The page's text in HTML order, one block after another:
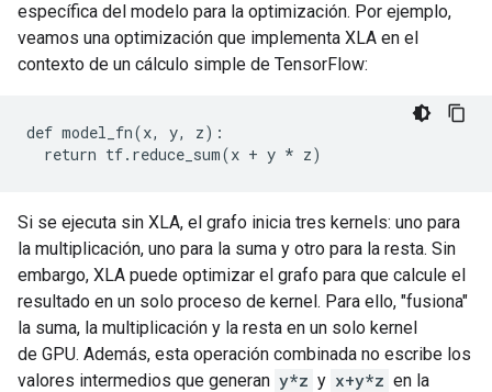
específica del modelo para la optimización. Por ejemplo,
veamos una optimización que implementa XLA en el
contexto de un cálculo simple de TensorFlow:
def model_fn(x, y, z):
Si se ejecuta sin XLA, el grafo inicia tres kernels: uno para
la multiplicación, uno para la suma y otro para la resta. Sin
embargo, XLA puede optimizar el grafo para que calcule el
resultado en un solo proceso de kernel. Para ello, "fusiona"
la suma, la multiplicación y la resta en un solo kernel
de GPU. Además, esta operación combinada no escribe los
valores intermedios que generan y*z y x+y*z en la